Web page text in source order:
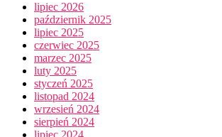
lipiec 2026
październik 2025
lipiec 2025
czerwiec 2025
marzec 2025
luty 2025
styczeń 2025
listopad 2024
wrzesień 2024
sierpień 2024